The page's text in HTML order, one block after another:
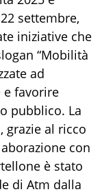
settembre,
iniziative che
“Mobilità
ad
favorire
pubblico. La
grazie al ricco
con
è stato
di Atm dalla